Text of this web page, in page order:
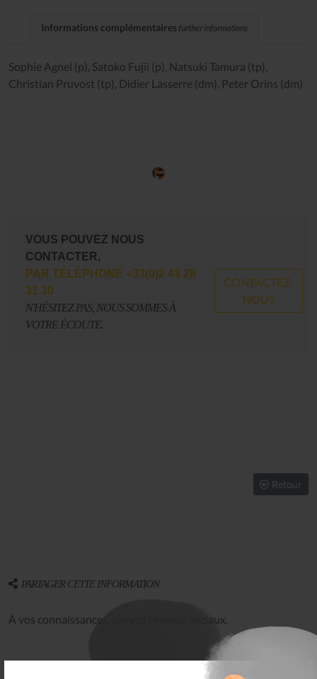
Informations complémentaires further informations
Sophie Agnel (p), Satoko Fujii (p), Natsuki Tamura (tp),
Christian Pruvost (tp), Didier Lasserre (dm), Peter Orins (dm)
VOUS POUVEZ NOUS
CONTACTER,
PAR TÉLÉPHONE +33(0)2 43 28
31 30
N'HÉSITEZ PAS, NOUS SOMMES À
VOTRE ÉCOUTE.
CONTACTEZ-
NOUS
Retour
PARTAGER CETTE INFORMATION
À vos connaissances, sur vos réseaux sociaux.